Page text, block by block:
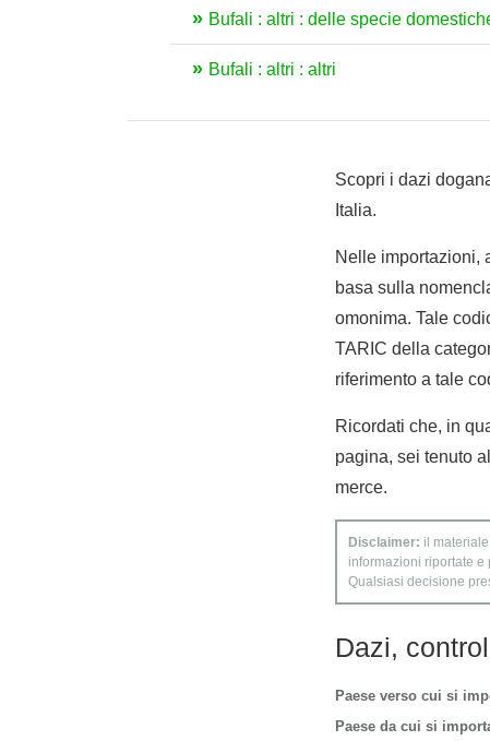
Bufali : altri : delle specie
Bufali : altri : altri
Scopri i dazi
Italia.
Nelle importazioni,
basa sulla
omonima. Tale
TARIC della
riferimento a tale
Ricordati che, in
pagina, sei tenuto
merce.
Disclaimer: il
informazioni riportate
Qualsiasi decisione
Dazi,
Paese verso cui si
Paese da cui si